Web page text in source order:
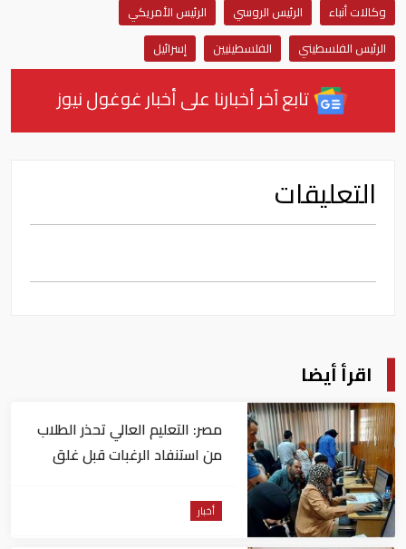
وكالات أنباء الرئيس الروسي
الرئيس الأمريكي
الرئيس الفلسطيني
الفلسطينيين إسرائيل
تابع آخر أخبارنا على أخبار غوغول نيوز
التعليقات
اقرأ أيضا
مصر: التعليم العالي تحذر الطلاب
من استنفاد الرغبات قبل غلق
أخبار